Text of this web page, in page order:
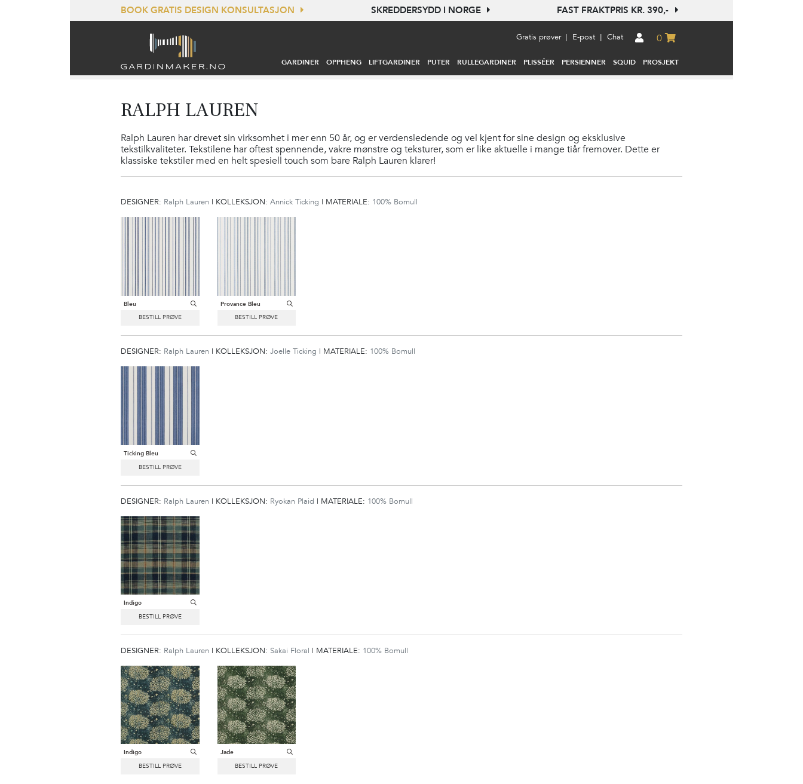
BOOK GRATIS DESIGN KONSULTASJON SKREDDERSYDD I NORGE FAST FRAKTPRIS KR. 390,-
Gratis prøver | E-post | Chat 0
GARDINER OPPHENG LIFTGARDINER PUTER RULLEGARDINER PLISSÉER PERSIENNER SQUID PROSJEKT
RALPH LAUREN
Ralph Lauren har drevet sin virksomhet i mer enn 50 år, og er verdensledende og vel kjent for sine design og eksklusive
tekstilkvaliteter. Tekstilene har oftest spennende, vakre mønstre og teksturer, som er like aktuelle i mange tiår fremover. Dette er
klassiske tekstiler med en helt spesiell touch som bare Ralph Lauren klarer!
DESIGNER: Ralph Lauren | KOLLEKSJON: Annick Ticking | MATERIALE: 100% Bomull
Bleu Provance Bleu
DESIGNER: Ralph Lauren | KOLLEKSJON: Joelle Ticking | MATERIALE: 100% Bomull
Ticking Bleu
DESIGNER: Ralph Lauren | KOLLEKSJON: Ryokan Plaid | MATERIALE: 100% Bomull
Indigo
DESIGNER: Ralph Lauren | KOLLEKSJON: Sakai Floral | MATERIALE: 100% Bomull
Indigo Jade